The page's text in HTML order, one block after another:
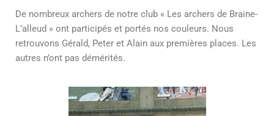
De nombreux archers de notre club « Les archers de Braine-
L’alleud » ont participés et portés nos couleurs. Nous
retrouvons Gérald, Peter et Alain aux premières places. Les
autres n’ont pas démérités.